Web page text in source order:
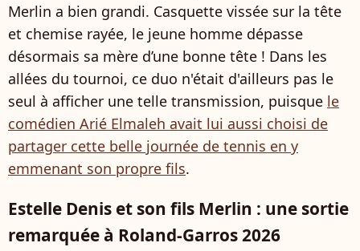
Merlin a bien grandi. Casquette vissée sur la tête
et chemise rayée, le jeune homme dépasse
désormais sa mère d’une bonne tête ! Dans les
allées du tournoi, ce duo n'était d'ailleurs pas le
seul à afficher une telle transmission, puisque le
comédien Arié Elmaleh avait lui aussi choisi de
partager cette belle journée de tennis en y
emmenant son propre fils.
Estelle Denis et son fils Merlin : une sortie
remarquée à Roland-Garros 2026